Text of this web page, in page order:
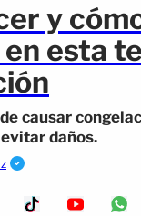
y
esta
causar
daños.